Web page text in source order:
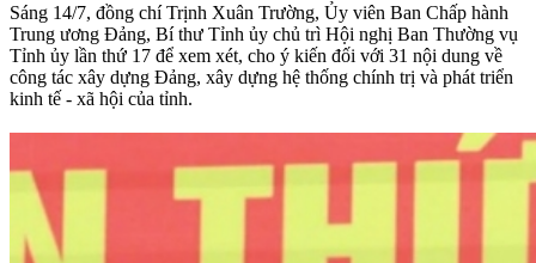
Sáng 14/7, đồng chí Trịnh Xuân Trường, Ủy viên Ban Chấp hành
Trung ương Đảng, Bí thư Tỉnh ủy chủ trì Hội nghị Ban Thường vụ
Tỉnh ủy lần thứ 17 để xem xét, cho ý kiến đối với 31 nội dung về
công tác xây dựng Đảng, xây dựng hệ thống chính trị và phát triển
kinh tế - xã hội của tỉnh.